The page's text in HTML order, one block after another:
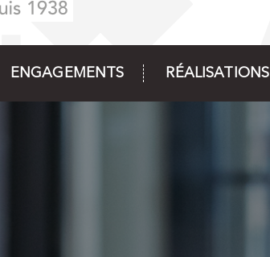
ENGAGEMENTS RÉALISATIONS